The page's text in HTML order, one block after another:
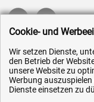
Hilfe & Service
Versandkosten
Cookie- und
Wir setzen Dienste,
den Betrieb der
unsere Website zu
Werbung
Dienste einsetzen zu